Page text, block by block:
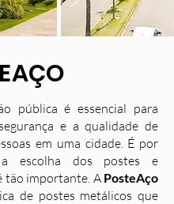
pública é essencial para
e a qualidade de
em uma cidade. É por
escolha dos postes e
tão importante. A PosteAço
de postes metálicos que